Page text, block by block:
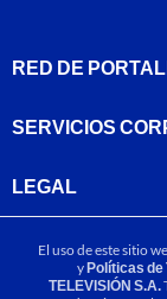
RED DE
SERVICIOS
LEGAL
El uso de este sitio
yPolíticas de
TELEVISIÓN S.A.